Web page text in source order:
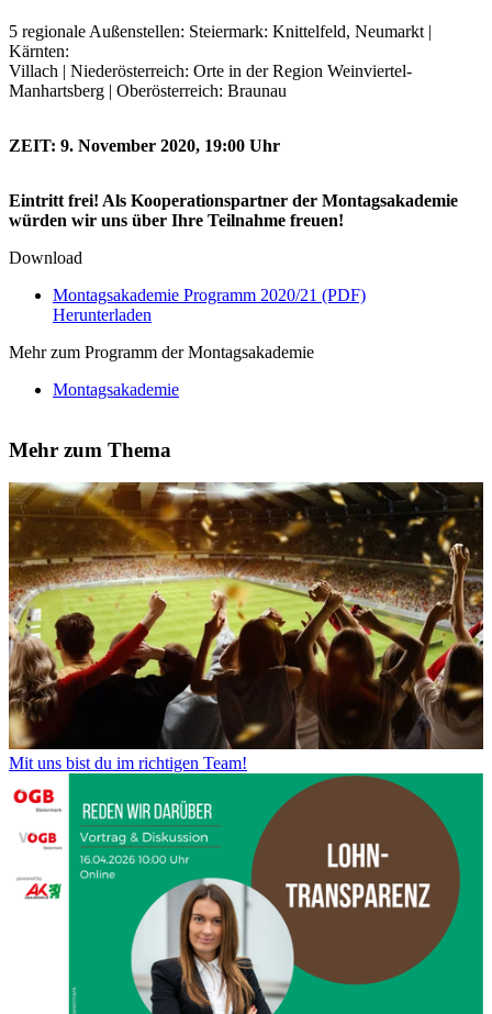
5 regionale Außenstellen: Steiermark: Knittelfeld, Neumarkt |
Kärnten:
Villach | Niederösterreich: Orte in der Region Weinviertel-
Manhartsberg | Oberösterreich: Braunau
ZEIT: 9. November 2020, 19:00 Uhr
Eintritt frei! Als Kooperationspartner der Montagsakademie
würden wir uns über Ihre Teilnahme freuen!
Download
Montagsakademie Programm 2020/21 (PDF)
Herunterladen
Mehr zum Programm der Montagsakademie
Montagsakademie
Mehr zum Thema
Mit uns bist du im richtigen Team!